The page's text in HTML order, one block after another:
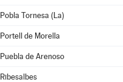
Pobla Tornesa (La)
Portell de Morella
Puebla de Arenoso
Ribesalbes